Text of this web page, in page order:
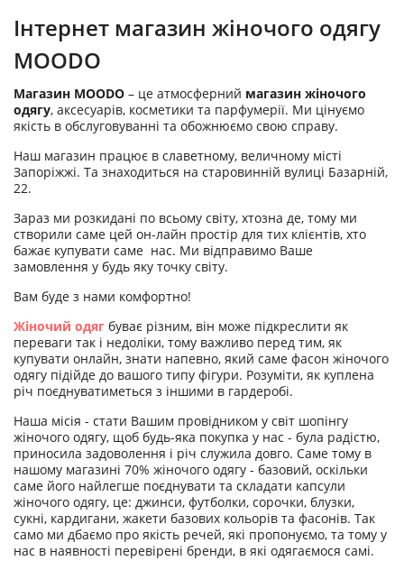
Інтернет магазин жіночого одягу
MOODO
Магазин MOODO – це атмосферний магазин жіночого
одягу, аксесуарів, косметики та парфумерії. Ми цінуємо
якість в обслуговуванні та обожнюємо свою справу.
Наш магазин працює в славетному, величному місті
Запоріжжі. Та знаходиться на старовинній вулиці Базарній,
22.
Зараз ми розкидані по всьому світу, хтозна де, тому ми
створили саме цей он-лайн простір для тих клієнтів, хто
бажає купувати саме нас. Ми відправимо Ваше
замовлення у будь яку точку світу.
Вам буде з нами комфортно!
Жіночий одяг буває різним, він може підкреслити як
переваги так і недоліки, тому важливо перед тим, як
купувати онлайн, знати напевно, який саме фасон жіночого
одягу підійде до вашого типу фігури. Розуміти, як куплена
річ поєднуватиметься з іншими в гардеробі.
Наша місія - стати Вашим провідником у світ шопінгу
жіночого одягу, щоб будь-яка покупка у нас - була радістю,
приносила задоволення і річ служила довго. Саме тому в
нашому магазині 70% жіночого одягу - базовий, оскільки
саме його найлегше поєднувати та складати капсули
жіночого одягу, це: джинси, футболки, сорочки, блузки,
сукні, кардигани, жакети базових кольорів та фасонів. Так
само ми дбаємо про якість речей, які пропонуємо, та тому у
нас в наявності перевірені бренди, в які одягаємося самі.